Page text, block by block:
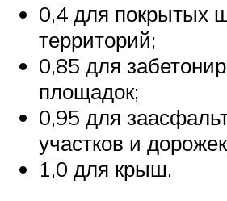
0,4 для покрытых
территорий;
0,85 для
площадок;
0,95 для
участков и
1,0 для крыш.